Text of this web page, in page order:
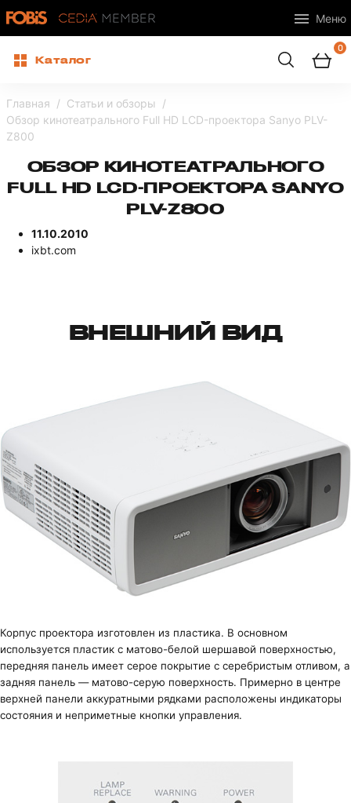
Меню
Каталог
0
Главная
Статьи и обзоры
Обзор кинотеатрального Full HD LCD-проектора Sanyo PLV-
Z800
ОБЗОР КИНОТЕАТРАЛЬНОГО
FULL HD LCD-ПРОЕКТОРА SANYO
PLV-Z800
11.10.2010
ixbt.com
ВНЕШНИЙ ВИД
Корпус проектора изготовлен из пластика. В основном
используется пластик с матово-белой шершавой поверхностью,
передняя панель имеет серое покрытие с серебристым отливом, а
задняя панель — матово-серую поверхность. Примерно в центре
верхней панели аккуратными рядками расположены индикаторы
состояния и неприметные кнопки управления.